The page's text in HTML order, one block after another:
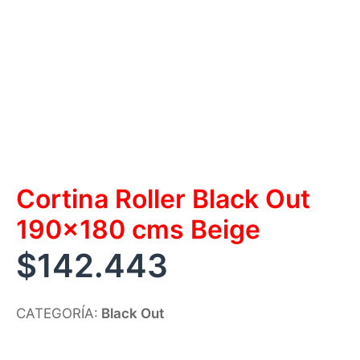
Cortina Roller Black Out
190×180 cms Beige
$142.443
CATEGORÍA: Black Out